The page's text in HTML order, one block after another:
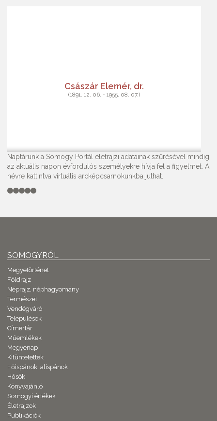
Császár Elemér, dr.
(1891. 12. 06. - 1955. 08. 07.)
Naptárunk a Somogy Portál életrajzi adatainak szűrésével mindig
az aktuális napon évfordulós személyekre hívja fel a figyelmet. A
névre kattintva virtuális arcképcsarnokunkba juthat.
SOMOGYRÓL
Megyetörténet
Földrajz
Néprajz, néphagyomány
Természet
Vendégváró
Települések
Címertár
Műemlékek
Megyenap
Kitüntetettek
Főispánok, alispánok
Hősök
Könyvajánló
Somogyi értékek
Életrajzok
Publikációk